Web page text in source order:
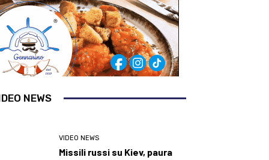
NEWS
VIDEO NEWS
Missili russi su Kiev, paura